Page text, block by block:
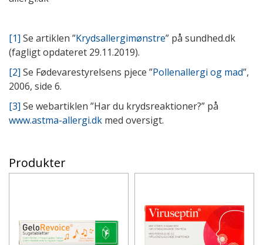
[1] Se artiklen ”Krydsallergimønstre” på sundhed.dk
(fagligt opdateret 29.11.2019).
[2] Se Fødevarestyrelsens pjece ”Pollenallergi og mad”,
2006, side 6.
[3] Se webartiklen ”Har du krydsreaktioner?” på
www.astma-allergi.dk med oversigt.
Produkter